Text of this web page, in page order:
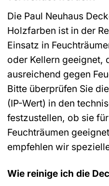
Die Paul Neuhaus
Holzfarben ist in der
Einsatz in
oder Kellern geeignet,
ausreichend gegen
Bitte überprüfen Sie
(IP-Wert) in den
festzustellen, ob sie
Feuchträumen
empfehlen wir
Wie reinige ich die